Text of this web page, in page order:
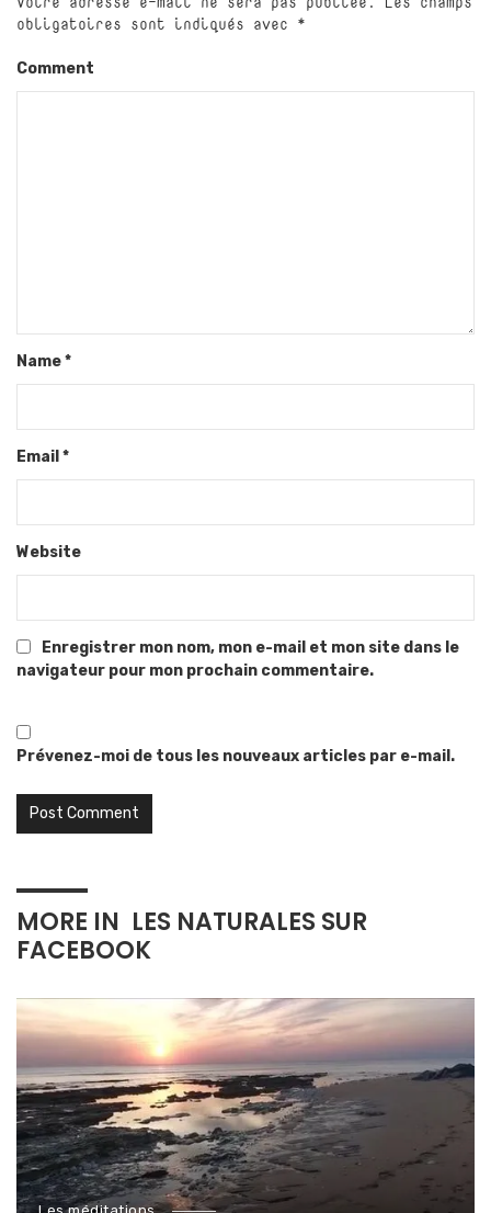
obligatoires sont indiqués avec *
Comment
Name*
Email *
Website
Enregistrer mon nom, mon e-mail et mon site dans le
navigateur pour mon prochain commentaire.
Prévenez-moi de tous les nouveaux articles par e-mail.
MORE IN LES NATURALES SUR
FACEBOOK